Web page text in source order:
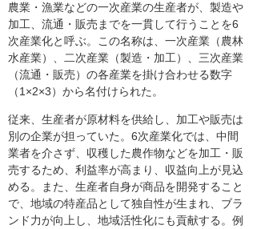
農業・漁業などの一次産業の生産者が、製造や
加工、流通・販売までを一貫して行うことを6
次産業化と呼ぶ。この名称は、一次産業（農林
水産業）、二次産業（製造・加工）、三次産業
（流通・販売）の各産業を掛け合わせる数字
（1×2×3）から名付けられた。
従来、生産者が原材料を供給し、加工や販売は
別の企業が担っていた。6次産業化では、中間
業者を介さず、収穫した農作物などを加工・販
売するため、利益率が高まり、収益向上が見込
める。また、生産者自身が商品を開発すること
で、地域の特産品として独自性が生まれ、ブラ
ンド力が向上し、地域活性化にも貢献する。例